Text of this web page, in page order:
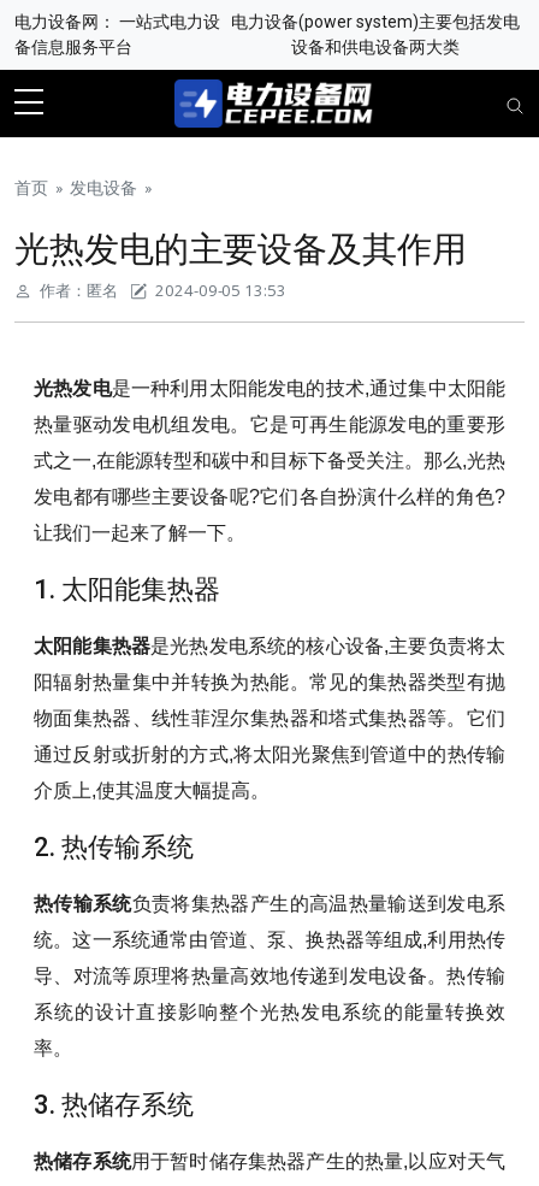
电力设备网： 一站式电力设
备信息服务平台
电力设备(power system)主要包括发电
设备和供电设备两大类
首页 » 发电设备 »
光热发电的主要设备及其作用
作者： 匿名 2024-09-05 13:53
光热发电是一种利用太阳能发电的技术,通过集中太阳能
热量驱动发电机组发电。它是可再生能源发电的重要形
式之一,在能源转型和碳中和目标下备受关注。那么,光热
发电都有哪些主要设备呢?它们各自扮演什么样的角色?
让我们一起来了解一下。
1. 太阳能集热器
太阳能集热器是光热发电系统的核心设备,主要负责将太
阳辐射热量集中并转换为热能。常见的集热器类型有抛
物面集热器、线性菲涅尔集热器和塔式集热器等。它们
通过反射或折射的方式,将太阳光聚焦到管道中的热传输
介质上,使其温度大幅提高。
2. 热传输系统
热传输系统负责将集热器产生的高温热量输送到发电系
统。这一系统通常由管道、泵、换热器等组成,利用热传
导、对流等原理将热量高效地传递到发电设备。热传输
系统的设计直接影响整个光热发电系统的能量转换效
率。
3. 热储存系统
热储存系统用于暂时储存集热器产生的热量,以应对天气